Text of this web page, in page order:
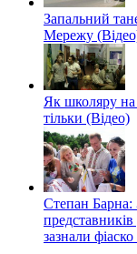
Запальний
Мережу
Як школяру на
тільки (Відео)
Степан Барна:
представників
зазнали